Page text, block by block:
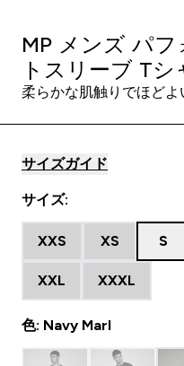
MP メンズ パ
トスリーブ Tシ
柔らかな肌触りでほど
サイズガイド
サイズ:
XXS XS S
XXL XXXL
色: Navy Marl